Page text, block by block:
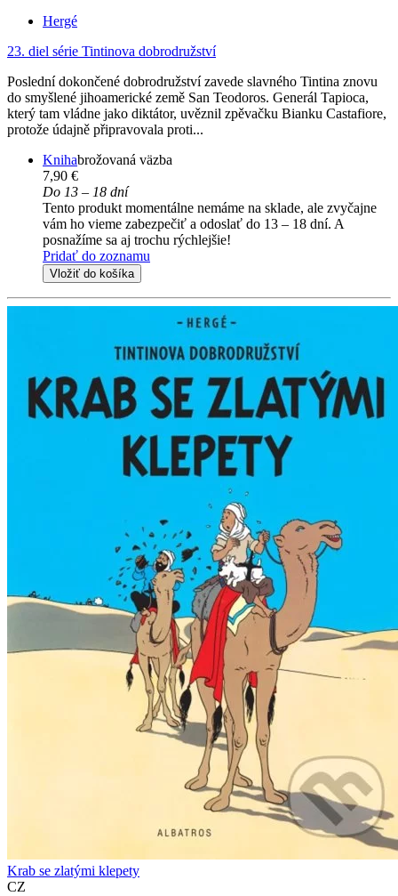
Hergé
23. diel série Tintinova dobrodružství
Poslední dokončené dobrodružství zavede slavného Tintina znovu
do smyšlené jihoamerické země San Teodoros. Generál Tapioca,
který tam vládne jako diktátor, uvěznil zpěvačku Bianku Castafiore,
protože údajně připravovala proti...
Knihabrožovaná väzba
7,90 €
Do 13 – 18 dní
Tento produkt momentálne nemáme na sklade, ale zvyčajne
vám ho vieme zabezpečiť a odoslať do 13 – 18 dní. A
posnažíme sa aj trochu rýchlejšie!
Pridať do zoznamu
Vložiť do košíka
Krab se zlatými klepety
CZ